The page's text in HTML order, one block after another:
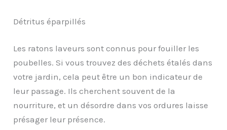
Détritus éparpillés
Les ratons laveurs sont connus pour fouiller les
poubelles. Si vous trouvez des déchets étalés dans
votre jardin, cela peut être un bon indicateur de
leur passage. Ils cherchent souvent de la
nourriture, et un désordre dans vos ordures laisse
présager leur présence.